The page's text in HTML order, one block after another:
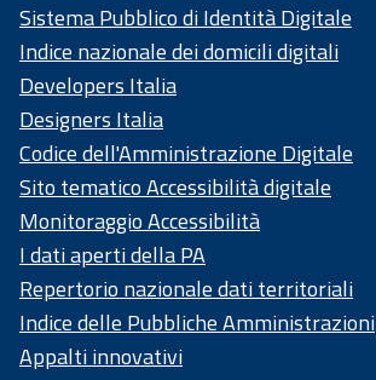
Sistema Pubblico di Identità Digitale
Indice nazionale dei domicili digitali
Developers Italia
Designers Italia
Codice dell'Amministrazione Digitale
Sito tematico Accessibilità digitale
Monitoraggio Accessibilità
I dati aperti della PA
Repertorio nazionale dati territoriali
Indice delle Pubbliche Amministrazioni
Appalti innovativi